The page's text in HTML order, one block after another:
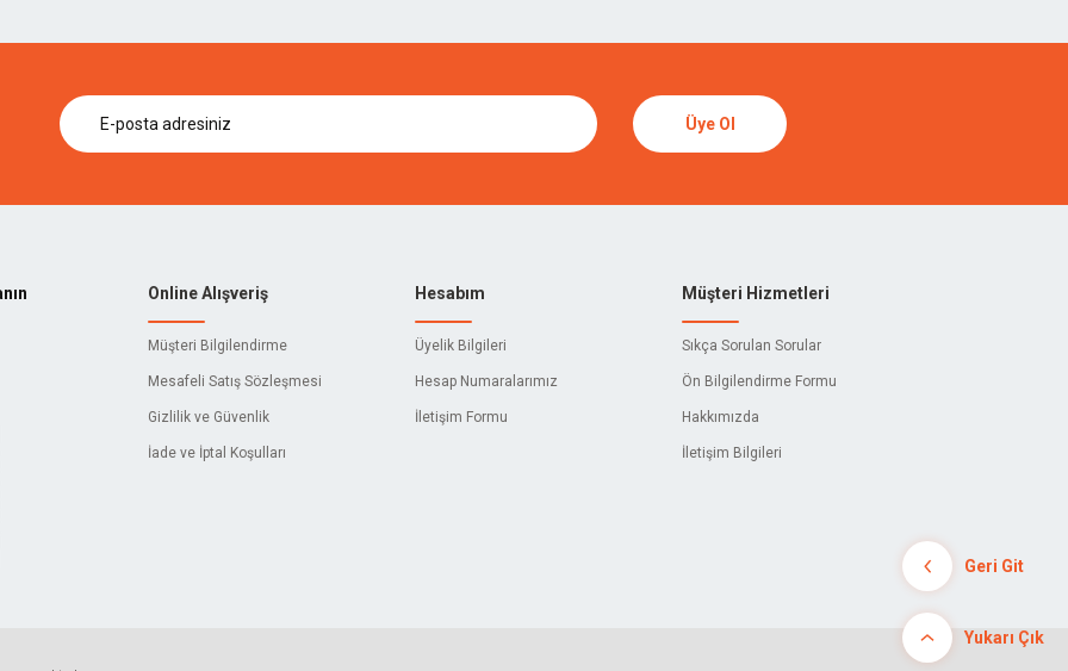
Üye Ol
Online Alışveriş
Müşteri Bilgilendirme
Mesafeli Satış Sözleşmesi
Gizlilik ve Güvenlik
İade ve İptal Koşulları
Hesabım
Üyelik Bilgileri
Hesap Numaralarımız
İletişim Formu
Müşteri Hizmetleri
Sıkça Sorulan Sorular
Ön Bilgilendirme Formu
Hakkımızda
İletişim Bilgileri
Geri Git
Yukarı Çık